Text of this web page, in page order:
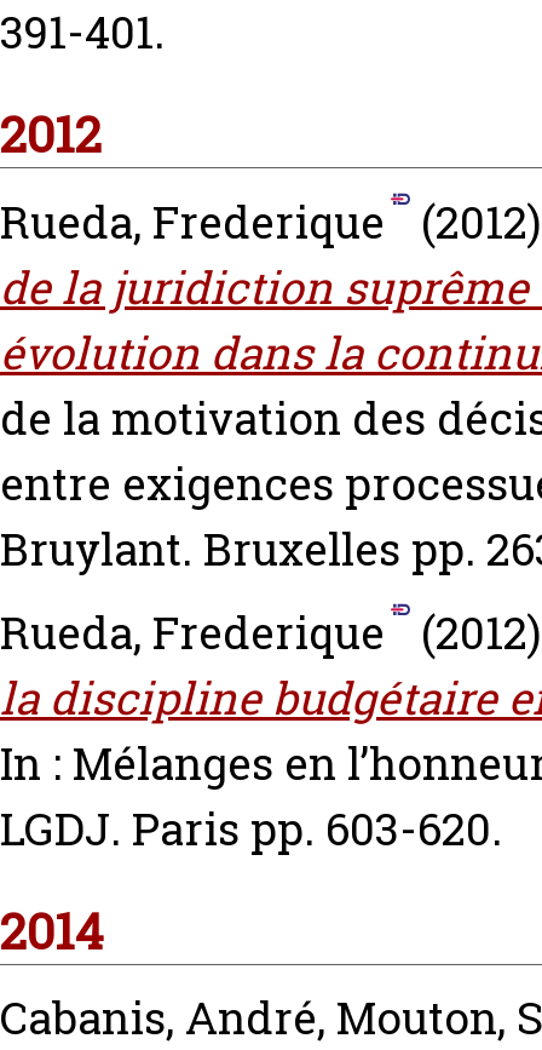
391-401.
2012
Rueda, Frederique
de la juridiction suprême
évolution dans la
de la motivation des
entre exigences
Bruylant. Bruxelles pp.
Rueda, Frederique
la discipline budgétaire
In : Mélanges en
LGDJ. Paris pp. 603-620.
2014
Cabanis, André, Mouton,